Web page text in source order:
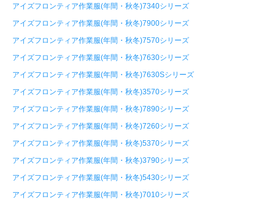
アイズフロンティア作業服(年間・秋冬)7340シリーズ
アイズフロンティア作業服(年間・秋冬)7900シリーズ
アイズフロンティア作業服(年間・秋冬)7570シリーズ
アイズフロンティア作業服(年間・秋冬)7630シリーズ
アイズフロンティア作業服(年間・秋冬)7630Sシリーズ
アイズフロンティア作業服(年間・秋冬)3570シリーズ
アイズフロンティア作業服(年間・秋冬)7890シリーズ
アイズフロンティア作業服(年間・秋冬)7260シリーズ
アイズフロンティア作業服(年間・秋冬)5370シリーズ
アイズフロンティア作業服(年間・秋冬)3790シリーズ
アイズフロンティア作業服(年間・秋冬)5430シリーズ
アイズフロンティア作業服(年間・秋冬)7010シリーズ